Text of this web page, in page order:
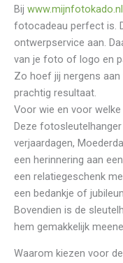
Bij www.mijnfotokado.nl
fotocadeau perfect is.
ontwerpservice aan.
van je foto of logo en
Zo hoef jij nergens
prachtig resultaat.
Voor wie en voor welke
Deze
verjaardagen,
een herinnering aan
een relatiegeschenk
een bedankje of
Bovendien is de
hem gemakkelijk
Waarom kiezen voor